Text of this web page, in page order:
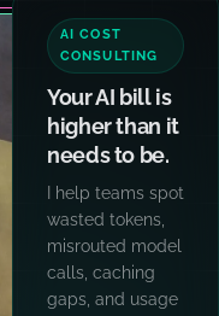
AI COST
CONSULTING
Your AI bill is
higher than it
needs to be.
I help teams spot
wasted tokens,
misrouted model
calls, caching
gaps, and usage